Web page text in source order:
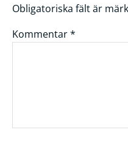
Obligatoriska fält är
Kommentar*